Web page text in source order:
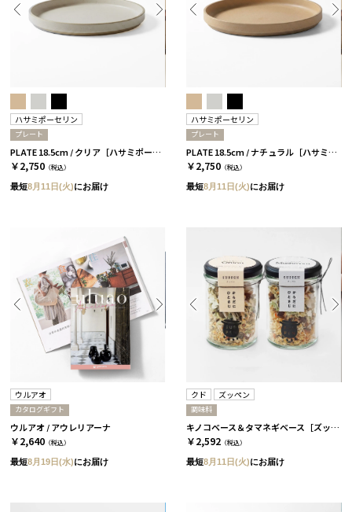
ハサミポーセリン
プレート
PLATE 18.5cm / クリア［ハサミポーセリン］
￥2,750 （税込）
最短8月11日(火)にお届け
ハサミポーセリン
プレート
PLATE 18.5cm / ナチュラル［ハサミポーセリン］
￥2,750 （税込）
最短8月11日(火)にお届け
ウルアオ
カタログギフト
ウルアオ / アウレリアーナ
￥2,640 （税込）
最短8月19日(水)にお届け
クド ズッペン
調味料
キノコベース＆タマネギベース［ズッペン］
￥2,592 （税込）
最短8月11日(火)にお届け